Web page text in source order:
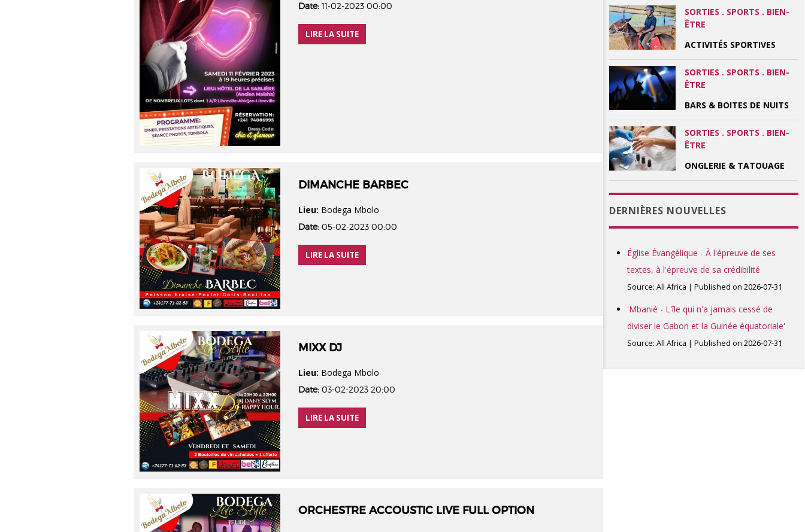
Date: 11-02-2023 00:00
LIRE LA SUITE
DIMANCHE BARBEC
Lieu: Bodega Mbolo
Date: 05-02-2023 00:00
LIRE LA SUITE
MIXX DJ
Lieu: Bodega Mbolo
Date: 03-02-2023 20:00
LIRE LA SUITE
ORCHESTRE ACCOUSTIC LIVE FULL OPTION
SORTIES . SPORTS . BIEN-
ÊTRE
ACTIVITÉS SPORTIVES
SORTIES . SPORTS . BIEN-
ÊTRE
BARS & BOITES DE NUITS
SORTIES . SPORTS . BIEN-
ÊTRE
ONGLERIE & TATOUAGE
DERNIÈRES NOUVELLES
Église Évangélique - À l'épreuve de ses
textes, à l'épreuve de sa crédibilité
Source: All Africa Published on 2026-07-31
'Mbanié - L'île qui n'a jamais cessé de
diviser le Gabon et la Guinée équatoriale'
Source: All Africa Published on 2026-07-31